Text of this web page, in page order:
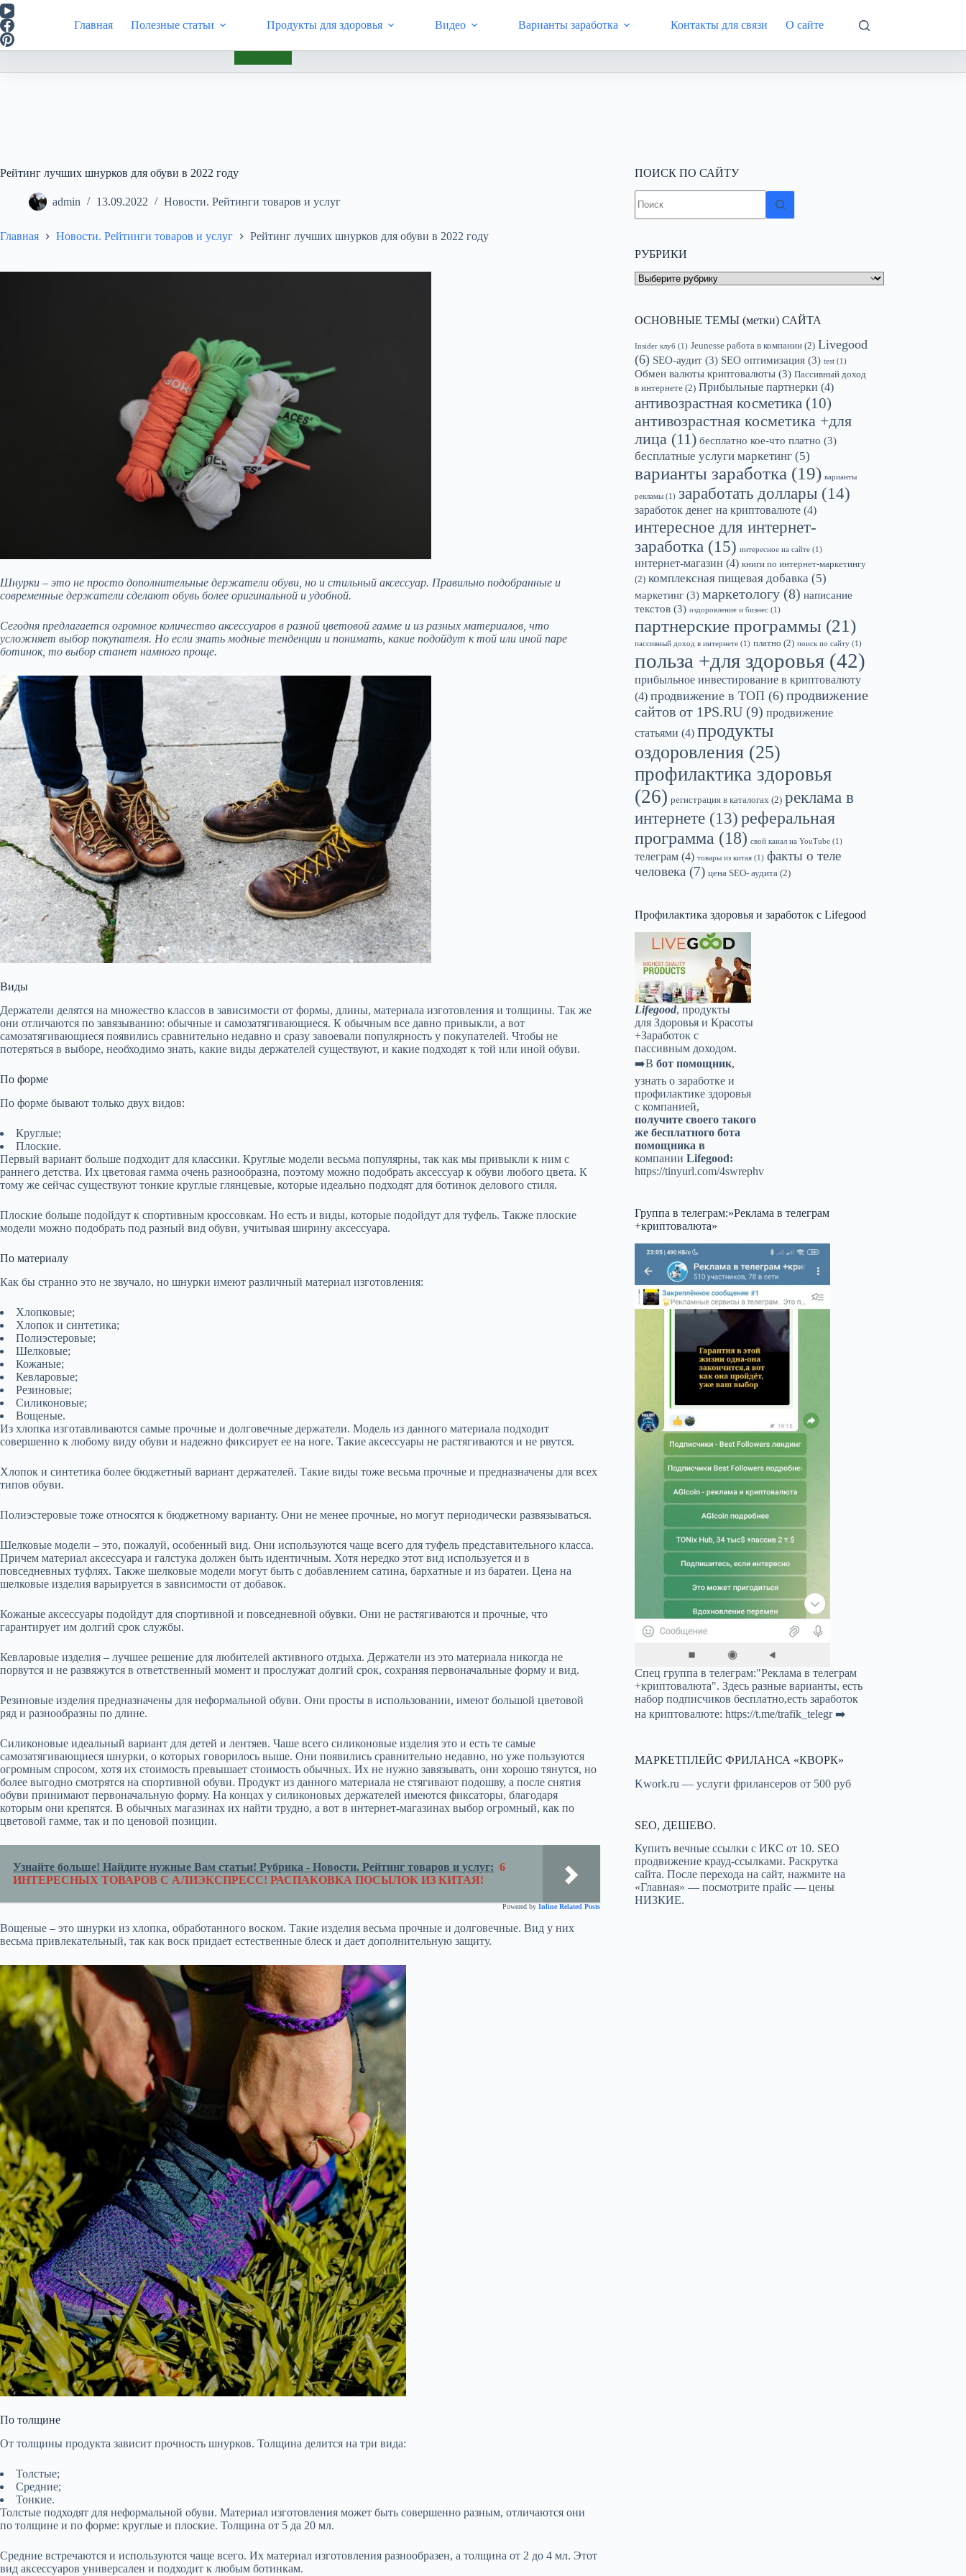
Перейти
к
сути
Главная Полезные статьи Продукты для здоровья Видео Варианты заработка Контакты для связи О сайте
Рейтинг лучших шнурков для обуви в 2022 году
admin 13.09.2022 Новости. Рейтинги товаров и услуг
Главная Новости. Рейтинги товаров и услуг Рейтинг лучших шнурков для обуви в 2022 году
Шнурки – это не просто дополнительные держатели обуви, но и стильный аксессуар. Правильно подобранные и
современные держатели сделают обувь более оригинальной и удобной.
Сегодня предлагается огромное количество аксессуаров в разной цветовой гамме и из разных материалов, что
усложняет выбор покупателя. Но если знать модные тенденции и понимать, какие подойдут к той или иной паре
ботинок, то выбор станет намного проще.
Виды
Держатели делятся на множество классов в зависимости от формы, длины, материала изготовления и толщины. Так же
они отличаются по завязыванию: обычные и самозатягивающиеся. К обычным все давно привыкли, а вот
самозатягивающиеся появились сравнительно недавно и сразу завоевали популярность у покупателей. Чтобы не
потеряться в выборе, необходимо знать, какие виды держателей существуют, и какие подходят к той или иной обуви.
По форме
По форме бывают только двух видов:
Круглые;
Плоские.
Первый вариант больше подходит для классики. Круглые модели весьма популярны, так как мы привыкли к ним с
раннего детства. Их цветовая гамма очень разнообразна, поэтому можно подобрать аксессуар к обуви любого цвета. К
тому же сейчас существуют тонкие круглые глянцевые, которые идеально подходят для ботинок делового стиля.
Плоские больше подойдут к спортивным кроссовкам. Но есть и виды, которые подойдут для туфель. Также плоские
модели можно подобрать под разный вид обуви, учитывая ширину аксессуара.
По материалу
Как бы странно это не звучало, но шнурки имеют различный материал изготовления:
Хлопковые;
Хлопок и синтетика;
Полиэстеровые;
Шелковые;
Кожаные;
Кевларовые;
Резиновые;
Силиконовые;
Вощеные.
Из хлопка изготавливаются самые прочные и долговечные держатели. Модель из данного материала подходит
совершенно к любому виду обуви и надежно фиксирует ее на ноге. Такие аксессуары не растягиваются и не рвутся.
Хлопок и синтетика более бюджетный вариант держателей. Такие виды тоже весьма прочные и предназначены для всех
типов обуви.
Полиэстеровые тоже относятся к бюджетному варианту. Они не менее прочные, но могут периодически развязываться.
Шелковые модели – это, пожалуй, особенный вид. Они используются чаще всего для туфель представительного класса.
Причем материал аксессуара и галстука должен быть идентичным. Хотя нередко этот вид используется и в
повседневных туфлях. Также шелковые модели могут быть с добавлением сатина, бархатные и из баратеи. Цена на
шелковые изделия варьируется в зависимости от добавок.
Кожаные аксессуары подойдут для спортивной и повседневной обувки. Они не растягиваются и прочные, что
гарантирует им долгий срок службы.
Кевларовые изделия – лучшее решение для любителей активного отдыха. Держатели из это материала никогда не
порвутся и не развяжутся в ответственный момент и прослужат долгий срок, сохраняя первоначальные форму и вид.
Резиновые изделия предназначены для неформальной обуви. Они просты в использовании, имеют большой цветовой
ряд и разнообразны по длине.
Силиконовые идеальный вариант для детей и лентяев. Чаше всего силиконовые изделия это и есть те самые
самозатягивающиеся шнурки, о которых говорилось выше. Они появились сравнительно недавно, но уже пользуются
огромным спросом, хотя их стоимость превышает стоимость обычных. Их не нужно завязывать, они хорошо тянутся, но
более выгодно смотрятся на спортивной обуви. Продукт из данного материала не стягивают подошву, а после снятия
обуви принимают первоначальную форму. На концах у силиконовых держателей имеются фиксаторы, благодаря
которым они крепятся. В обычных магазинах их найти трудно, а вот в интернет-магазинах выбор огромный, как по
цветовой гамме, так и по ценовой позиции.
Узнайте больше! Найдите нужные Вам статьи! Рубрика - Новости. Рейтинг товаров и услуг: 6
ИНТЕРЕСНЫХ ТОВАРОВ С АЛИЭКСПРЕСС! РАСПАКОВКА ПОСЫЛОК ИЗ КИТАЯ!
Powered by Inline Related Posts
Вощеные – это шнурки из хлопка, обработанного воском. Такие изделия весьма прочные и долговечные. Вид у них
весьма привлекательный, так как воск придает естественные блеск и дает дополнительную защиту.
По толщине
От толщины продукта зависит прочность шнурков. Толщина делится на три вида:
Толстые;
Средние;
Тонкие.
Толстые подходят для неформальной обуви. Материал изготовления может быть совершенно разным, отличаются они
по толщине и по форме: круглые и плоские. Толщина от 5 да 20 мл.
Средние встречаются и используются чаще всего. Их материал изготовления разнообразен, а толщина от 2 до 4 мл. Этот
вид аксессуаров универсален и подходит к любым ботинкам.
ПОИСК ПО САЙТУ
не
найдено
РУБРИКИ
РУБРИКИ
ОСНОВНЫЕ ТЕМЫ (метки) САЙТА
Insider клуб (1) Jeunesse работа в компании (2) Livegood
(6) SEO-аудит (3) SEO оптимизация (3) test (1)
Обмен валюты криптовалюты (3) Пассивный доход
в интернете (2) Прибыльные партнерки (4)
антивозрастная косметика (10)
антивозрастная косметика +для
лица (11) бесплатно кое-что платно (3)
бесплатные услуги маркетинг (5)
варианты заработка (19) варианты
рекламы (1) заработать доллары (14)
заработок денег на криптовалюте (4)
интересное для интернет-
заработка (15) интересное на сайте (1)
интернет-магазин (4) книги по интернет-маркетингу
(2) комплексная пищевая добавка (5)
маркетинг (3) маркетологу (8) написание
текстов (3) оздоровление и бизнес (1)
партнерские программы (21)
пассивный доход в интернете (1) платно (2) поиск по сайту (1)
польза +для здоровья (42)
прибыльное инвестирование в криптовалюту
(4) продвижение в ТОП (6) продвижение
сайтов от 1PS.RU (9) продвижение
статьями (4) продукты
оздоровления (25)
профилактика здоровья
(26) регистрация в каталогах (2) реклама в
интернете (13) реферальная
программа (18) свой канал на YouTube (1)
телеграм (4) товары из китая (1) факты о теле
человека (7) цена SEO- аудита (2)
Профилактика здоровья и заработок с Lifegood
Lifegood, продукты
для Здоровья и Красоты
+Заработок с
пассивным доходом.
➡️Вбот помощник,
узнать о заработке и
профилактике здоровья
с компанией,
получите своего такого
же бесплатного бота
помощника в
компанииLifegood:
https://tinyurl.com/4swrephv
Группа в телеграм:»Реклама в телеграм
+криптовалюта»
Спец группа в телеграм:"Реклама в телеграм
+криптовалюта". Здесь разные варианты, есть
набор подписчиков бесплатно,есть заработок
на криптовалюте:https://t.me/trafik_telegr➡️
МАРКЕТПЛЕЙС ФРИЛАНСА «КВОРК»
Kwork.ru — услуги фрилансеров от 500 руб
SEO, ДЕШЕВО.
Купить вечные ссылки с ИКС от 10. SEO
продвижение крауд-ссылками. Раскрутка
сайта. После перехода на сайт, нажмите на
«Главная» — посмотрите прайс — цены
НИЗКИЕ.